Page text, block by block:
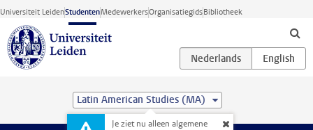
Ga direct naar de inhoud
Universiteit LeidenStudentenMedewerkersOrganisatiegidsBibliotheek
Latin American Studies (MA)
Je ziet nu alleen algemene